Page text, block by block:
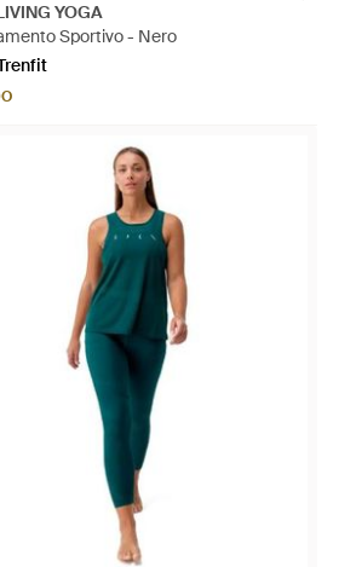
YOGA
Sportivo - Nero